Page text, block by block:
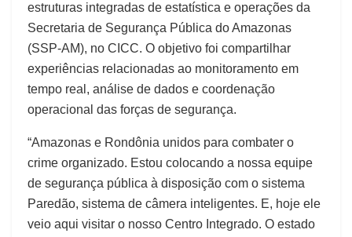
estruturas integradas de estatística e operações da
Secretaria de Segurança Pública do Amazonas
(SSP-AM), no CICC. O objetivo foi compartilhar
experiências relacionadas ao monitoramento em
tempo real, análise de dados e coordenação
operacional das forças de segurança.
“Amazonas e Rondônia unidos para combater o
crime organizado. Estou colocando a nossa equipe
de segurança pública à disposição com o sistema
Paredão, sistema de câmera inteligentes. E, hoje ele
veio aqui visitar o nosso Centro Integrado. O estado